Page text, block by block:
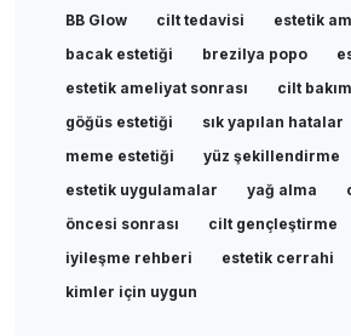
BB Glow cilt tedavisi
estetik
bacak estetiği
brezilya popo
estetik ameliyat sonrası
cilt
göğüs estetiği
sık yapılan hatalar
meme estetiği
yüz şekillendirme
estetik uygulamalar
yağ alma
öncesi sonrası
cilt gençleştirme
iyileşme rehberi
estetik cerrahi
kimler için uygun